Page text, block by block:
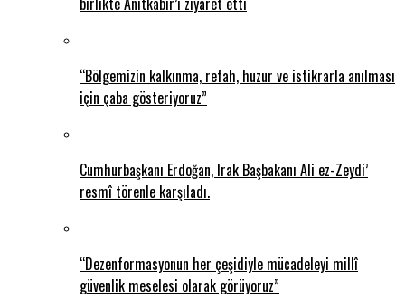
“Bölgemizin kalkınma, refah, huzur ve istikrarla anılması
için çaba gösteriyoruz”
Cumhurbaşkanı Erdoğan, Irak Başbakanı Ali ez-Zeydi’
resmî törenle karşıladı.
“Dezenformasyonun her çeşidiyle mücadeleyi millî
güvenlik meselesi olarak görüyoruz”